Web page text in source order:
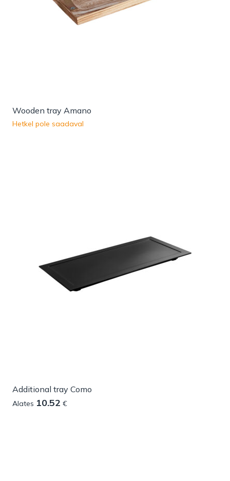
Wooden tray Amano
Hetkel pole saadaval
Additional tray Como
Alates 10.52 €